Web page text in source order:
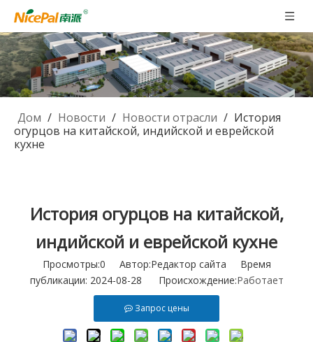
Дом / Новости / Новости отрасли / История
огурцов на китайской, индийской и еврейской
кухне
История огурцов на китайской,
индийской и еврейской кухне
Просмотры:0 Автор:Pедактор сайта Время
публикации: 2024-08-28 Происхождение:Работает
Запрос цены